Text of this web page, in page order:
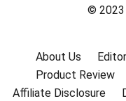
© 2023
About Us
Product Review
Affiliate Disclosure